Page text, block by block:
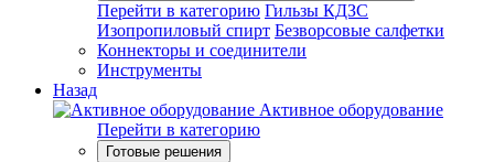
Перейти в категорию Гильзы КДЗС
Изопропиловый спирт Безворсовые салфетки
Коннекторы и соединители
Инструменты
Назад
Активное оборудование
Перейти в категорию
Готовые решения